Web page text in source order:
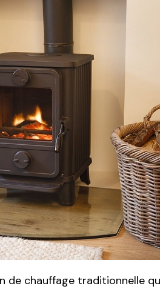
de chauffage traditionnelle